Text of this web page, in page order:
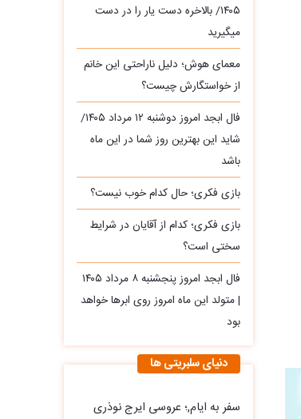
۱۴۰۵/ بالاخره دست یار را در دست
میگیرید
معمای هوش؛ دلیل ناراحتی این خانم
از خواستگارش چیست؟
فال ابجد امروز دوشنبه ۱۲ مرداد ۱۴۰۵/
شاید این بهترین روز شما در این ماه
باشد
بازی فکری؛ حال کدام خوب نیست؟
بازی فکری؛ کدام از آقایان در شرایط
سختی است؟
فال ابجد امروز پنجشنبه ۸ مرداد ۱۴۰۵
| متولد این ماه امروز روی ابرها خواهد
بود
دنیای سلبریتی ها
سفر به ایام,؛ عروسی ایرج نوذری